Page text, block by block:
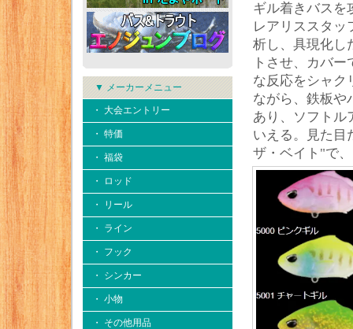
▼ メーカーメニュー
・ 大会エントリー
・ 特価
・ 福袋
・ ロッド
・ リール
・ ライン
・ フック
・ シンカー
・ 小物
・ その他用品
ギル着きバスを
レアリススタ
析し、具現化し
トさせ、カバ
な反応をシャク
ながら、鉄板や
あり、ソフトル
いえる。見た目
ザ・ベイト"で